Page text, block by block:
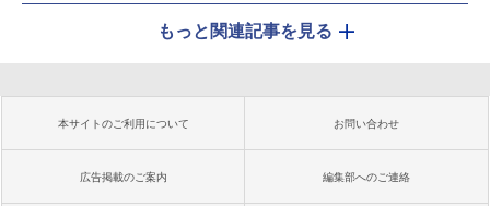
もっと関連記事を見る
本サイトのご利用について お問い合わせ
広告掲載のご案内 編集部へのご連絡